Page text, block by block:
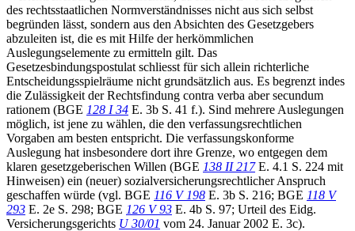
des rechtsstaatlichen Normverständnisses nicht aus sich selbst
begründen lässt, sondern aus den Absichten des Gesetzgebers
abzuleiten ist, die es mit Hilfe der herkömmlichen
Auslegungselemente zu ermitteln gilt. Das
Gesetzesbindungspostulat schliesst für sich allein richterliche
Entscheidungsspielräume nicht grundsätzlich aus. Es begrenzt indes
die Zulässigkeit der Rechtsfindung contra verba aber secundum
rationem (BGE 128 I 34 E. 3b S. 41 f.). Sind mehrere Auslegungen
möglich, ist jene zu wählen, die den verfassungsrechtlichen
Vorgaben am besten entspricht. Die verfassungskonforme
Auslegung hat insbesondere dort ihre Grenze, wo entgegen dem
klaren gesetzgeberischen Willen (BGE 138 II 217E. 4.1 S. 224 mit
Hinweisen) ein (neuer) sozialversicherungsrechtlicher Anspruch
geschaffen würde (vgl. BGE 116 V 198 E. 3b S. 216; BGE 118 V
293 E. 2e S. 298; BGE 126 V 93 E. 4b S. 97; Urteil des Eidg.
Versicherungsgerichts U 30/01 vom 24. Januar 2002 E. 3c).